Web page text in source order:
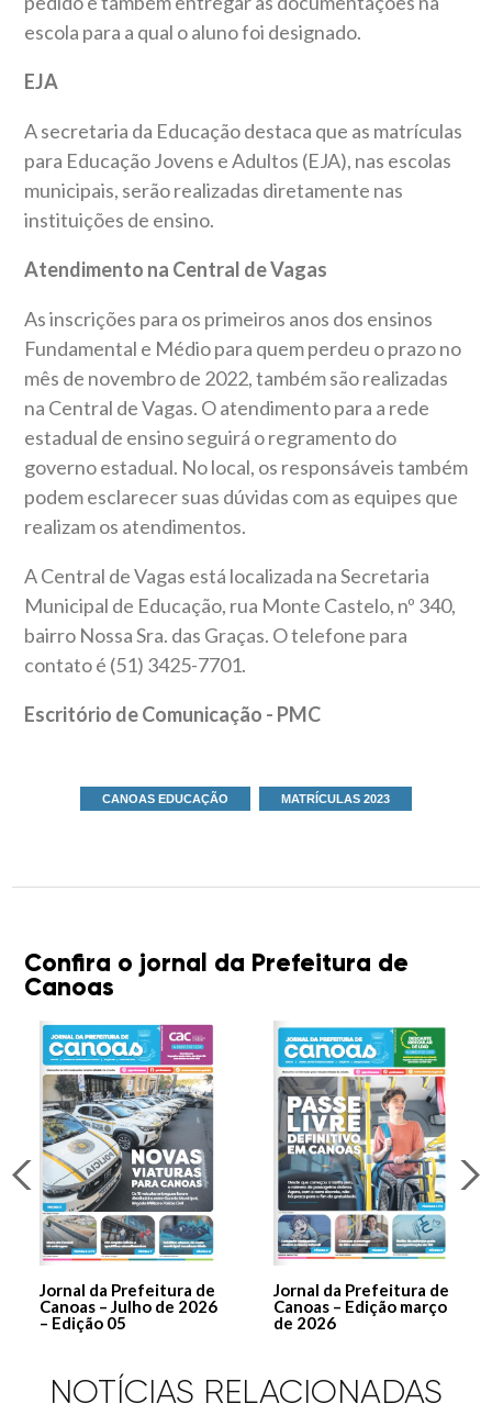
escola para a qual o aluno foi designado.
EJA
A secretaria da Educação destaca que as matrículas
para Educação Jovens e Adultos (EJA), nas escolas
municipais, serão realizadas diretamente nas
instituições de ensino.
Atendimento na Central de Vagas
As inscrições para os primeiros anos dos ensinos
Fundamental e Médio para quem perdeu o prazo no
mês de novembro de 2022, também são realizadas
na Central de Vagas. O atendimento para a rede
estadual de ensino seguirá o regramento do
governo estadual. No local, os responsáveis também
podem esclarecer suas dúvidas com as equipes que
realizam os atendimentos.
A Central de Vagas está localizada na Secretaria
Municipal de Educação, rua Monte Castelo, nº 340,
bairro Nossa Sra. das Graças. O telefone para
contato é (51) 3425-7701.
Escritório de Comunicação - PMC
CANOAS EDUCAÇÃO MATRÍCULAS 2023
Confira o jornal da Prefeitura de
Canoas
Jornal da Prefeitura de
Canoas – Julho de 2026
– Edição 05
Jornal da Prefeitura de
Canoas – Edição março
de 2026
NOTÍCIAS RELACIONADAS